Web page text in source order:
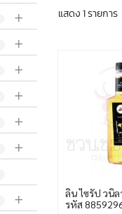
+
+
+
+
+
+
+
แสดง 1 รายการ
ลิน ไซรัป วนิล
รหัส